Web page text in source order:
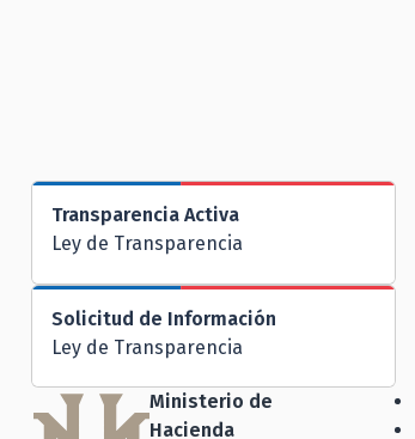
Transparencia Activa
Ley de Transparencia
Solicitud de Información
Ley de Transparencia
Ministerio de
Hacienda